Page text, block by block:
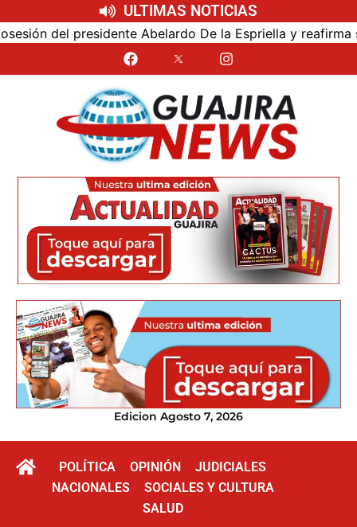
ULTIMAS NOTICIAS
presidente Abelardo De la Espriella y reafirma su
Edicion Agosto 7, 2026
POLÍTICA OPINIÓN
JUDICIALES
NACIONALES
SOCIALES Y CULTURA
SALUD